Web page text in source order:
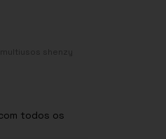
shenzy
todos os